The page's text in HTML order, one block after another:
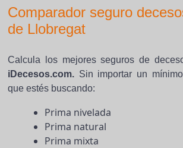
Comparador seguro
de Llobregat
Calcula los mejores seguros de
iDecesos.com. Sin importar un
que estés buscando:
Prima nivelada
Prima natural
Prima mixta